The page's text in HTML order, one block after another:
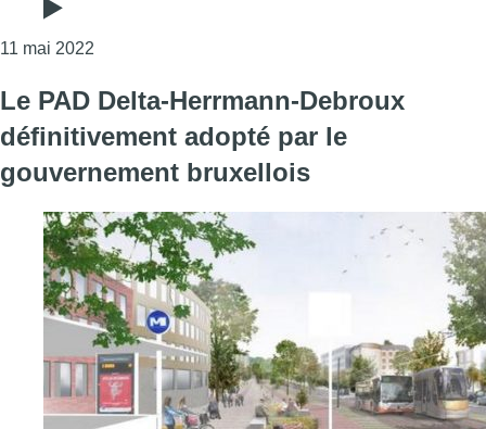
11 mai 2022
Le PAD Delta-Herrmann-Debroux
définitivement adopté par le
gouvernement bruxellois